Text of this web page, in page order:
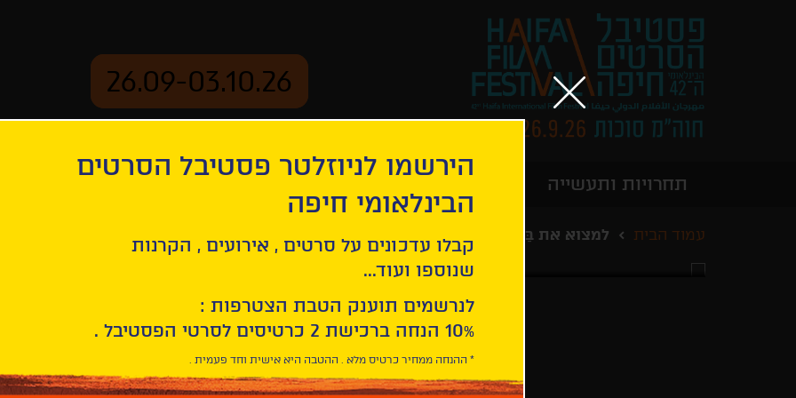
26.09-03.10.26
תחרויות ותעשייה
עמוד הבית למצוא את בַּאבֶּל
הירשמו לניוזלטר פסטיבל הסרטים
הבינלאומי חיפה
קבלו עדכונים על סרטים , אירועים , הקרנות
שנוספו ועוד...
לנרשמים תוענק הטבת הצטרפות :
10% הנחה ברכישת 2 כרטיסים לסרטי הפסטיבל .
* ההנחה ממחיר כרטיס מלא . ההטבה היא אישית וחד פעמית .